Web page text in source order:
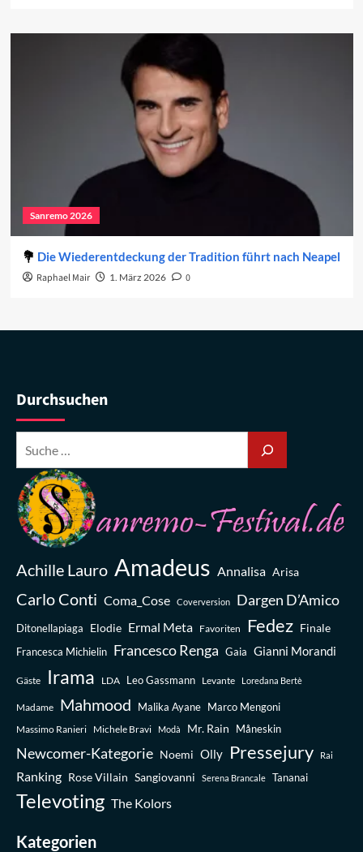
Sanremo 2026
Die Wiederentdeckung der Tradition führt nach Neapel
Raphael Mair 1. März 2026 0
Durchsuchen
Achille Lauro Amadeus Annalisa Arisa
Carlo Conti Coma_Cose Coverversion Dargen D’Amico
Ditonellapiaga Elodie Ermal Meta Favoriten Fedez Finale
Francesca Michielin Francesco Renga Gaia Gianni Morandi
Gäste Irama LDA Leo Gassmann Levante Loredana Bertè
Madame Mahmood Malika Ayane Marco Mengoni
Massimo Ranieri Michele Bravi Modà Mr. Rain Måneskin
Newcomer-Kategorie Noemi Olly Pressejury Rai
Ranking Rose Villain Sangiovanni Serena Brancale Tananai
Televoting The Kolors
Kategorien